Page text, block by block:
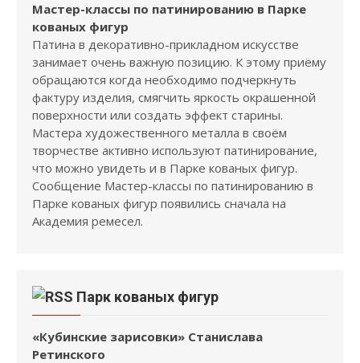
Мастер-классы по патинированию в Парке
кованых фигур
Патина в декоративно-прикладном искусстве
занимает очень важную позицию. К этому приёму
обращаются когда необходимо подчеркнуть
фактуру изделия, смягчить яркость окрашенной
поверхности или создать эффект старины.
Мастера художественного металла в своём
творчестве активно используют патинирование,
что можно увидеть и в Парке кованых фигур.
Сообщение Мастер-классы по патинированию в
Парке кованых фигур появились сначала на
Академия ремесел.
Парк кованых фигур
«Кубинские зарисовки» Станислава
Ретинского